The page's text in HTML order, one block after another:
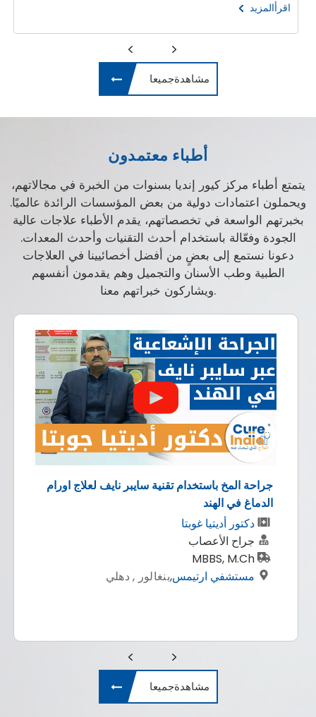
اقرأالمزيد
مشاهدةجميعا
أطباء معتمدون
يتمتع أطباء مركز كيور إنديا بسنوات من الخبرة في مجالاتهم،
ويحملون اعتمادات دولية من بعض المؤسسات الرائدة عالميًا.
بخبرتهم الواسعة في تخصصاتهم، يقدم الأطباء علاجات عالية
الجودة وفعّالة باستخدام أحدث التقنيات وأحدث المعدات.
دعونا نستمع إلى بعضٍ من أفضل أخصائيينا في العلاجات
الطبية وطب الأسنان والتجميل وهم يقدمون أنفسهم
ويشاركون خبراتهم معنا.
جراحة المخ باستخدام تقنية سايبر نايف لعلاج اورام
الدماغ في الهند
دكتور أديتيا غوبتا
جراح الأعصاب
MBBS, M.Ch
مستشفي ارتيمس,بنغالور , دهلي
مشاهدةجميعا